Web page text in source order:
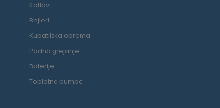
Kotlovi
Bojleri
Kupatilska oprema
Podno grejanje
Baterije
Toplotne pumpe